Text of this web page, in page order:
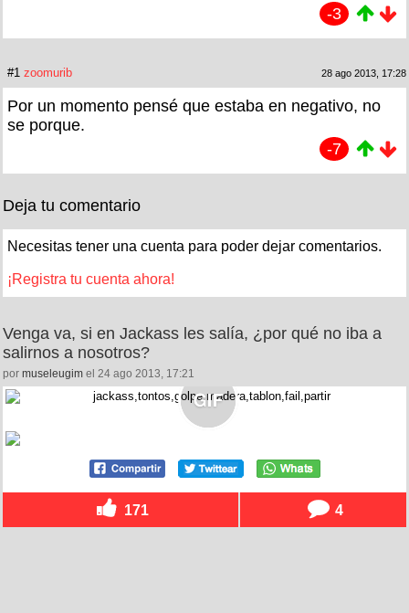
-3
#1 zoomurib 28 ago 2013, 17:28
Por un momento pensé que estaba en negativo, no
se porque.
-7
Deja tu comentario
Necesitas tener una cuenta para poder dejar comentarios.
¡Registra tu cuenta ahora!
Venga va, si en Jackass les salía, ¿por qué no iba a
salirnos a nosotros?
por museleugim el 24 ago 2013, 17:21
171 4